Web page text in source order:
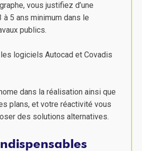
vous justifiez d’une
à 5 ans minimum dans le
publics.
logiciels Autocad et Covadis
dans la réalisation ainsi que
plans, et votre réactivité vous
des solutions alternatives.